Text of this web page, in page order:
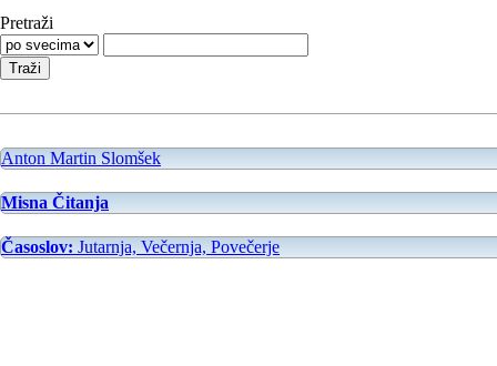
Pretraži
Anton Martin Slomšek
Misna Čitanja
Časoslov: Jutarnja, Večernja, Povečerje